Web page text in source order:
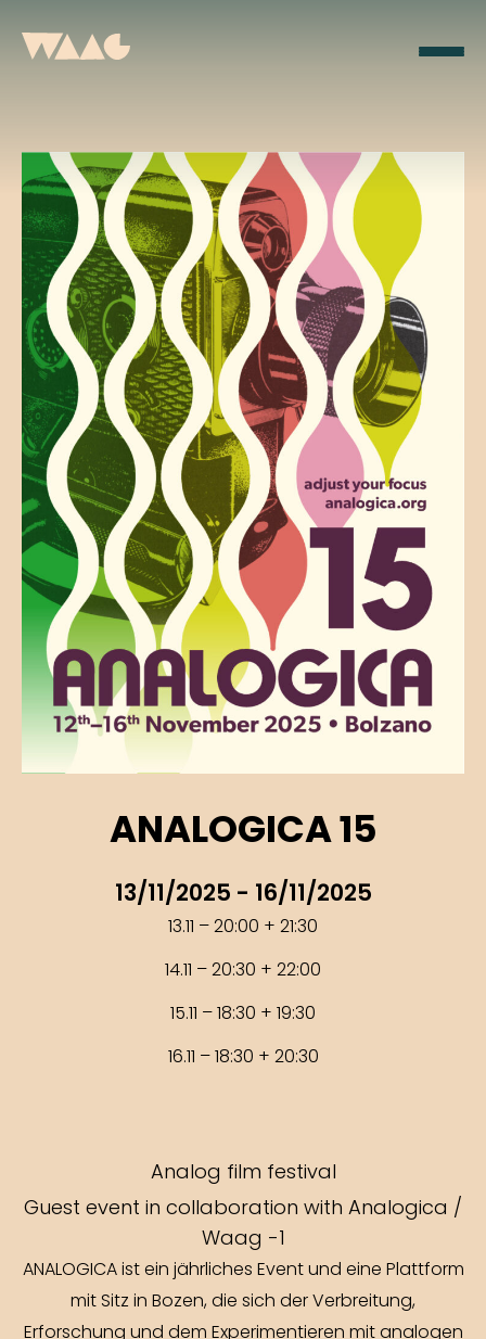
ANALOGICA 15
13/11/2025 - 16/11/2025
13.11 – 20:00 + 21:30
14.11 – 20:30 + 22:00
15.11 – 18:30 + 19:30
16.11 – 18:30 + 20:30
Analog film festival
Guest event in collaboration with Analogica /
Waag -1
ANALOGICA ist ein jährliches Event und eine Plattform
mit Sitz in Bozen, die sich der Verbreitung,